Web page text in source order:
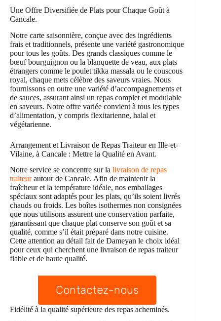
Une Offre Diversifiée de Plats pour Chaque Goût à
Cancale.
Notre carte saisonnière, conçue avec des ingrédients
frais et traditionnels, présente une variété gastronomique
pour tous les goûts. Des grands classiques comme le
bœuf bourguignon ou la blanquette de veau, aux plats
étrangers comme le poulet tikka massala ou le couscous
royal, chaque mets célèbre des saveurs vraies. Nous
fournissons en outre une variété d’accompagnements et
de sauces, assurant ainsi un repas complet et modulable
en saveurs. Notre offre variée convient à tous les types
d’alimentation, y compris flexitarienne, halal et
végétarienne.
Arrangement et Livraison de Repas Traiteur en Ille-et-
Vilaine, à Cancale : Mettre la Qualité en Avant.
Notre service se concentre sur la livraison de repas
traiteurautour de Cancale. Afin de maintenir la
fraîcheur et la température idéale, nos emballages
spéciaux sont adaptés pour les plats, qu’ils soient livrés
chauds ou froids. Les boîtes isothermes non consignées
que nous utilisons assurent une conservation parfaite,
garantissant que chaque plat conserve son goût et sa
qualité, comme s’il était préparé dans notre cuisine.
Cette attention au détail fait de Dameyan le choix idéal
pour ceux qui cherchent une livraison de repas traiteur
fiable et de haute qualité.
Contactez-nous
Fidélité à la qualité supérieure des repas acheminés.